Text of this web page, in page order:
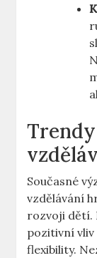
Současné
vzdělávání
rozvoji dětí.
pozitivní
flexibility.